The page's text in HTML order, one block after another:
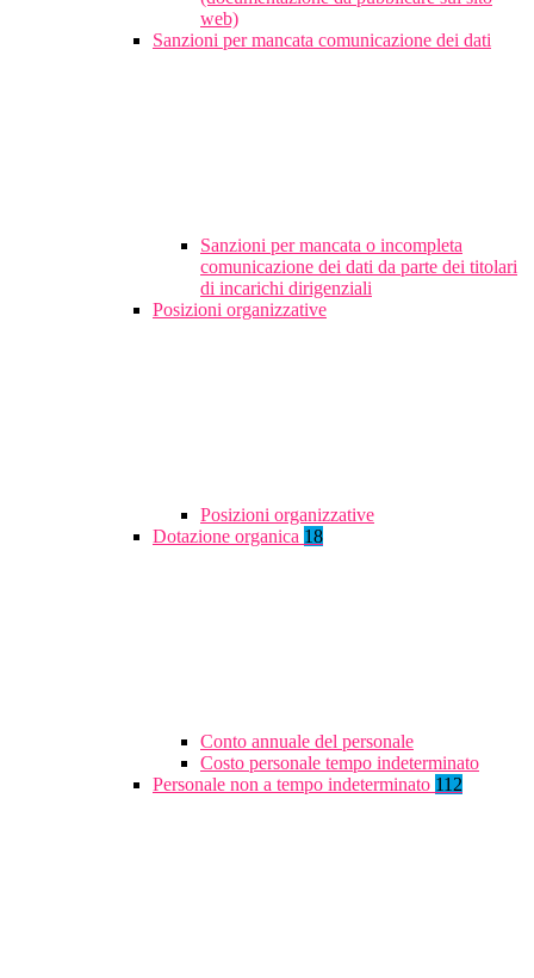
web)
Sanzioni per mancata comunicazione dei dati
Sanzioni per mancata o incompleta
comunicazione dei dati da parte dei titolari
di incarichi dirigenziali
Posizioni organizzative
Posizioni organizzative
Dotazione organica 18
Conto annuale del personale
Costo personale tempo indeterminato
Personale non a tempo indeterminato 112